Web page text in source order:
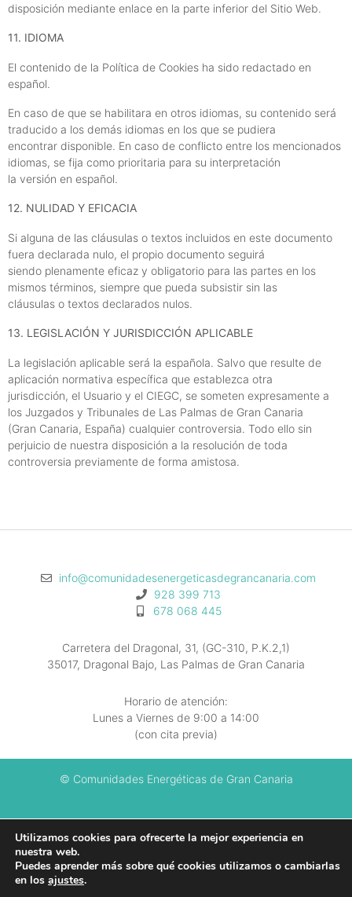
disposición mediante enlace en la parte inferior del Sitio Web.
11. IDIOMA
El contenido de la Política de Cookies ha sido redactado en
español.
En caso de que se habilitara en otros idiomas, su contenido será
traducido a los demás idiomas en los que se pudiera
encontrar disponible. En caso de conflicto entre los mencionados
idiomas, se fija como prioritaria para su interpretación
la versión en español.
12. NULIDAD Y EFICACIA
Si alguna de las cláusulas o textos incluidos en este documento
fuera declarada nulo, el propio documento seguirá
siendo plenamente eficaz y obligatorio para las partes en los
mismos términos, siempre que pueda subsistir sin las
cláusulas o textos declarados nulos.
13. LEGISLACIÓN Y JURISDICCIÓN APLICABLE
La legislación aplicable será la española. Salvo que resulte de
aplicación normativa específica que establezca otra
jurisdicción, el Usuario y el CIEGC, se someten expresamente a
los Juzgados y Tribunales de Las Palmas de Gran Canaria
(Gran Canaria, España) cualquier controversia. Todo ello sin
perjuicio de nuestra disposición a la resolución de toda
controversia previamente de forma amistosa.
info@comunidadesenergeticasdegrancanaria.com
928 399 713
678 068 445
Carretera del Dragonal, 31, (GC-310, P.K.2,1)
35017, Dragonal Bajo, Las Palmas de Gran Canaria
Horario de atención:
Lunes a Viernes de 9:00 a 14:00
(con cita previa)
© Comunidades Energéticas de Gran Canaria
Información legal
Política de privacidad
Utilizamos cookies para ofrecerte la mejor experiencia en
nuestra web.
Puedes aprender más sobre qué cookies utilizamos o cambiarlas
en los ajustes.